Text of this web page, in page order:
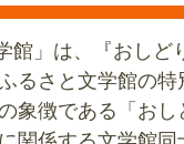
館」は、『おしど
るさと文学館の
象徴である「お